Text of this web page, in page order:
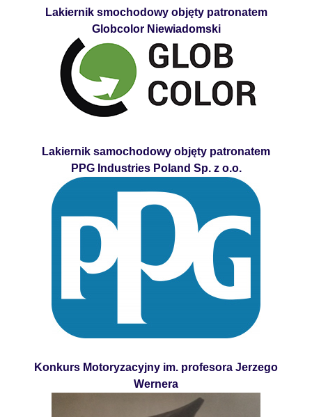
Lakiernik smochodowy objęty patronatem
Globcolor Niewiadomski
Lakiernik samochodowy objęty patronatem
PPG Industries Poland Sp. z o.o.
Konkurs Motoryzacyjny im. profesora Jerzego
Wernera